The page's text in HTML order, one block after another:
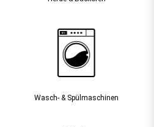
Wasch- & Spülmaschinen